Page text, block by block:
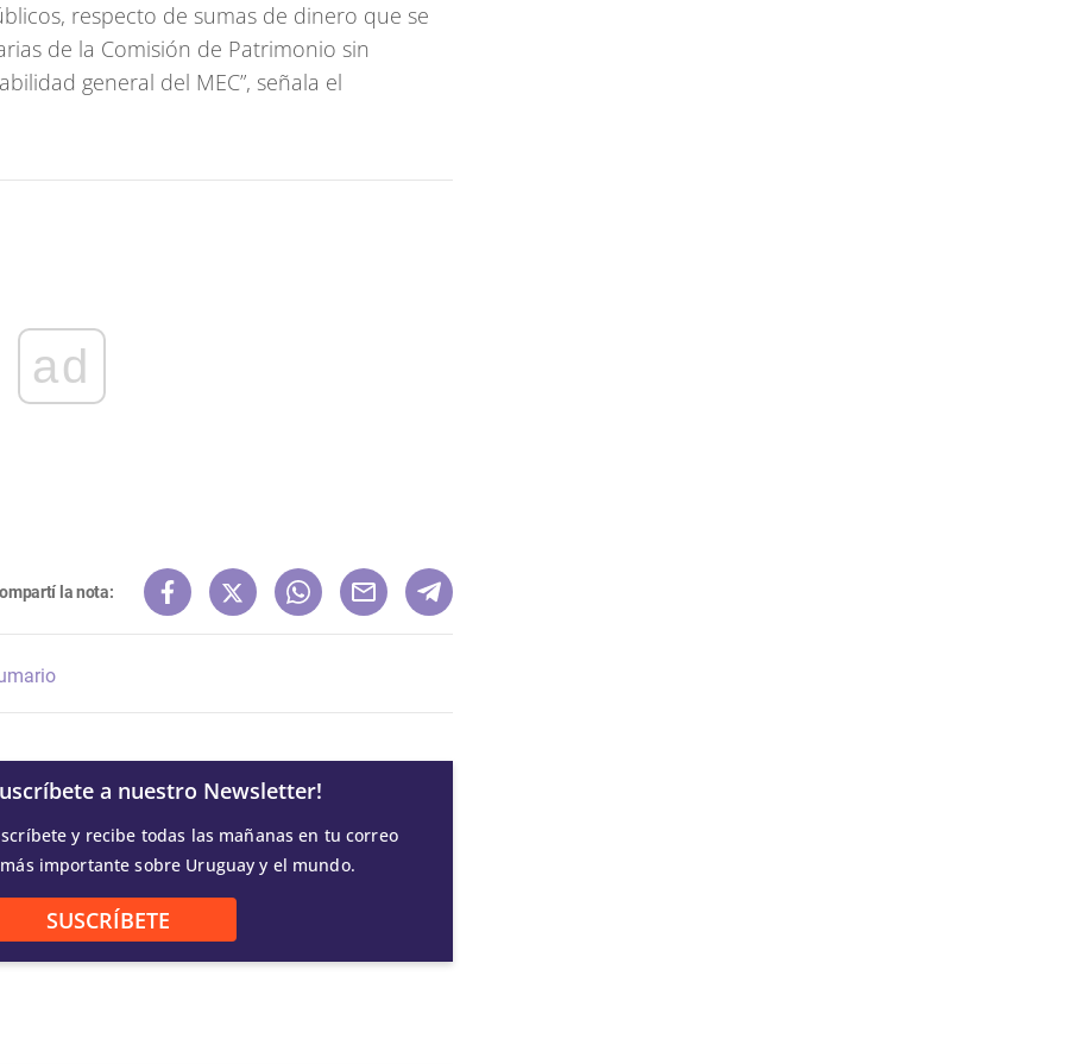
respecto de sumas de dinero que se
de la Comisión de Patrimonio sin
general del MEC”, señala el
ad
la nota:
a nuestro Newsletter!
y recibe todas las mañanas en tu correo
importante sobre Uruguay y el mundo.
SUSCRÍBETE